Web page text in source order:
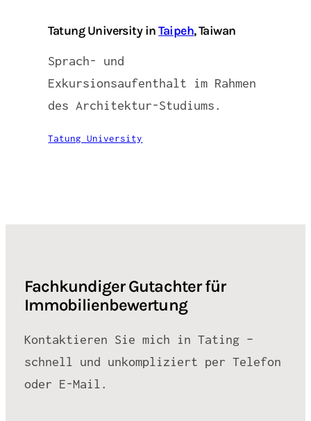
Tatung University inTaipeh, Taiwan
Sprach- und
Exkursionsaufenthalt im Rahmen
des Architektur-Studiums.
Tatung University
Fachkundiger Gutachter für
Immobilienbewertung
Kontaktieren Sie mich in Tating –
schnell und unkompliziert per Telefon
oder E-Mail.